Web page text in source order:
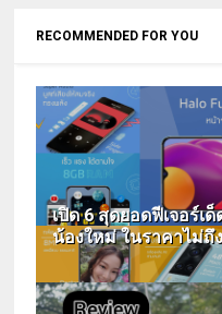
RECOMMENDED FOR YOU
เปิด 6 สุดยอดฟีเจอร์เ
น้องใหม่ ในราคาไม่ถึ